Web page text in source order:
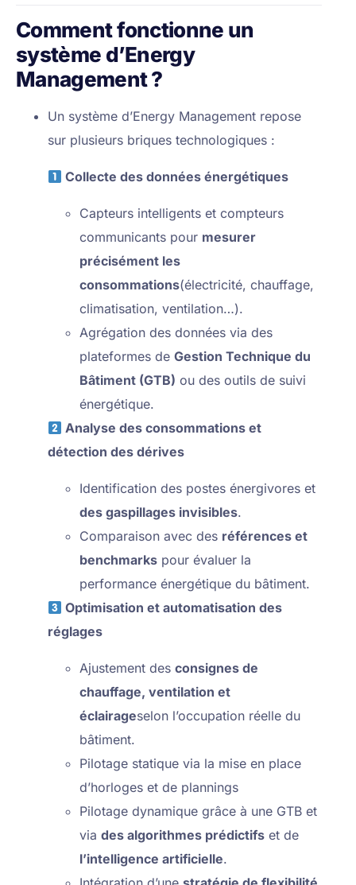
Comment fonctionne un
système d’Energy
Management ?
Un système d’Energy Management repose
sur plusieurs briques technologiques :
Collecte des données énergétiques
Capteurs intelligents et compteurs
communicants pour mesurer
précisément les
consommations(électricité, chauffage,
climatisation, ventilation…).
Agrégation des données via des
plateformes deGestion Technique du
Bâtiment (GTB) ou des outils de suivi
énergétique.
Analyse des consommations et
détection des dérives
Identification des postes énergivores et
des gaspillages invisibles.
Comparaison avec des références et
benchmarks pour évaluer la
performance énergétique du bâtiment.
Optimisation et automatisation des
réglages
Ajustement desconsignes de
chauffage, ventilation et
éclairageselon l’occupation réelle du
bâtiment.
Pilotage statique via la mise en place
d’horloges et de plannings
Pilotage dynamique grâce à une GTB et
viades algorithmes prédictifs et de
l’intelligence artificielle.